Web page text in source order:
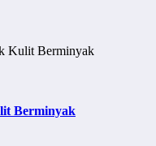
Berminyak